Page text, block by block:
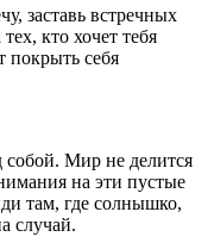
заставь встречных
кто хочет тебя
покрыть себя
собой. Мир не делится
на эти пустые
там, где солнышко,
случай.